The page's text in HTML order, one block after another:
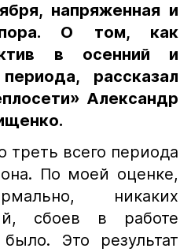
напряженная и
пора. О том, как
в осенний и
рассказал
Александр
всего периода
По моей оценке,
никаких
сбоев в работе
Это результат